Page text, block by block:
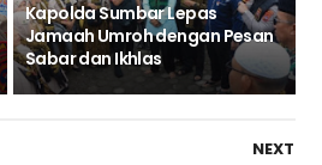
Kapolda Sumbar Lepas
Jamaah Umroh dengan Pesan
Sabar dan Ikhlas
NEXT